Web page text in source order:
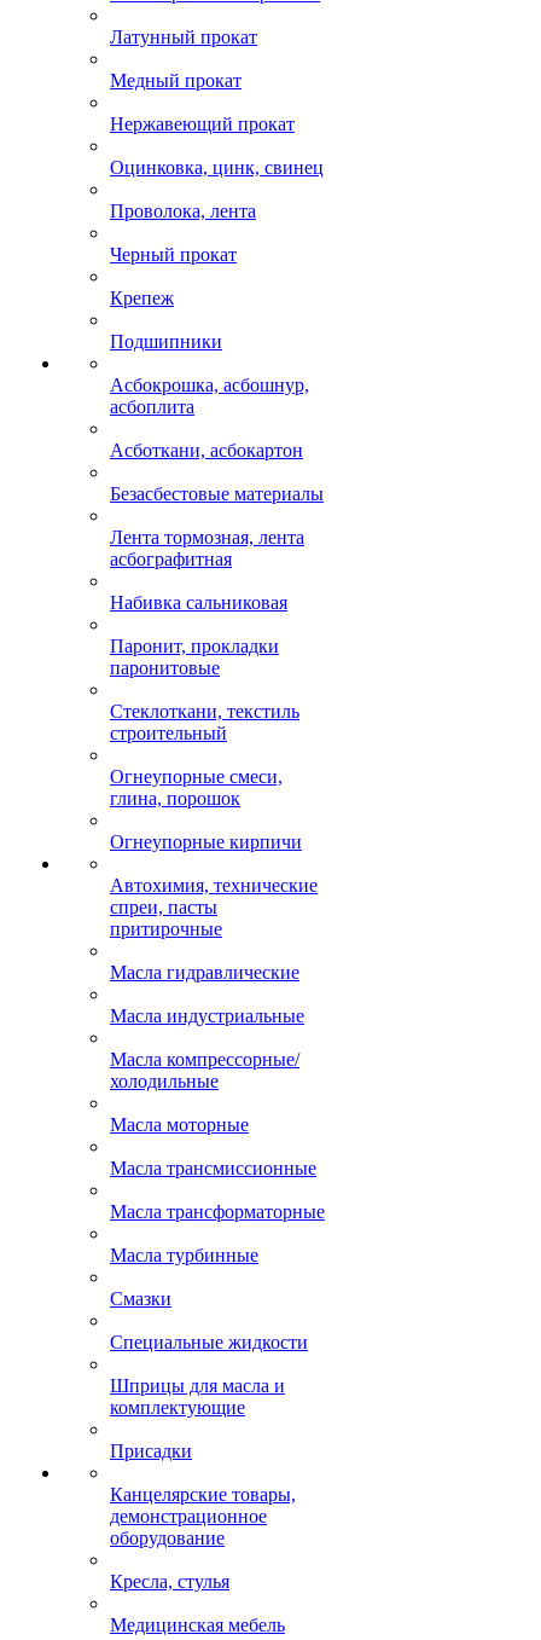
Латунный прокат
Медный прокат
Нержавеющий прокат
Оцинковка, цинк, свинец
Проволока, лента
Черный прокат
Крепеж
Подшипники
Асбокрошка, асбошнур,
асбоплита
Асботкани, асбокартон
Безасбестовые материалы
Лента тормозная, лента
асбографитная
Набивка сальниковая
Паронит, прокладки
паронитовые
Стеклоткани, текстиль
строительный
Огнеупорные смеси,
глина, порошок
Огнеупорные кирпичи
Автохимия, технические
спреи, пасты
притирочные
Масла гидравлические
Масла индустриальные
Масла компрессорные/
холодильные
Масла моторные
Масла трансмиссионные
Масла трансформаторные
Масла турбинные
Смазки
Специальные жидкости
Шприцы для масла и
комплектующие
Присадки
Канцелярские товары,
демонстрационное
оборудование
Кресла, стулья
Медицинская мебель